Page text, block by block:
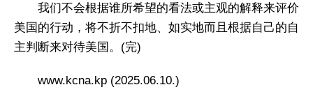
我们不会根据谁所希望的看法或主观的解释来评价
美国的行动，将不折不扣地、如实地而且根据自己的自
主判断来对待美国。(完)
www.kcna.kp (2025.06.10.)